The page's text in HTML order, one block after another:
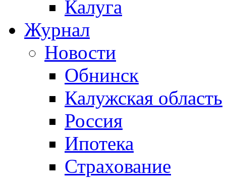
Калуга
Журнал
Новости
Обнинск
Калужская область
Россия
Ипотека
Страхование